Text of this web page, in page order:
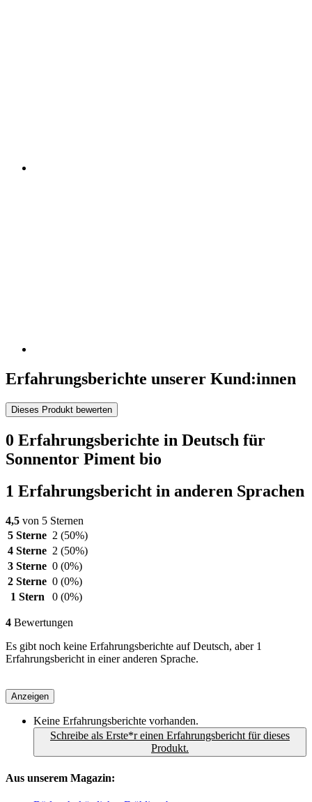
Erfahrungsberichte unserer Kund:innen
Dieses Produkt bewerten
0 Erfahrungsberichte in Deutsch für
Sonnentor Piment bio
1 Erfahrungsbericht in anderen Sprachen
4,5 von 5 Sternen
5 Sterne 2 (50%)
4 Sterne 2 (50%)
3 Sterne 0 (0%)
2 Sterne 0 (0%)
1 Stern
0 (0%)
4 Bewertungen
Es gibt noch keine Erfahrungsberichte auf Deutsch, aber 1
Erfahrungsbericht in einer anderen Sprache.
Anzeigen
Keine Erfahrungsberichte vorhanden.
Schreibe als Erste*r einen Erfahrungsbericht für dieses
Produkt.
Aus unserem Magazin: